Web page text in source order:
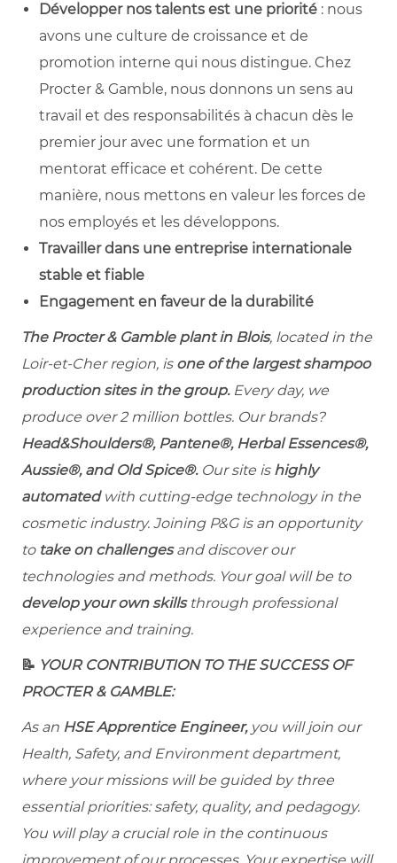
Développer nos talents est une priorité : nous
avons une culture de croissance et de
promotion interne qui nous distingue. Chez
Procter & Gamble, nous donnons un sens au
travail et des responsabilités à chacun dès le
premier jour avec une formation et un
mentorat efficace et cohérent. De cette
manière, nous mettons en valeur les forces de
nos employés et les développons.
Travailler dans une entreprise internationale
stable et fiable
Engagement en faveur de la durabilité
The Procter & Gamble plant in Blois, located in the
Loir-et-Cher region, is one of the largest shampoo
production sites in the group. Every day, we
produce over 2 million bottles. Our brands?
Head&Shoulders®, Pantene®, Herbal Essences®,
Aussie®, and Old Spice®.Our site is highly
automatedwith cutting-edge technology in the
cosmetic industry. Joining P&G is an opportunity
to take on challengesand discover our
technologies and methods. Your goal will be to
develop your own skillsthrough professional
experience and training.
📝 YOUR CONTRIBUTION TO THE SUCCESS OF
PROCTER & GAMBLE:
As an HSE Apprentice Engineer,you will join our
Health, Safety, and Environment department,
where your missions will be guided by three
essential priorities: safety, quality, and pedagogy.
You will play a crucial role in the continuous